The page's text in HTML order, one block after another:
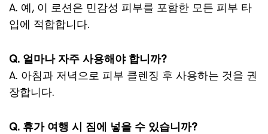
A. 예, 이 로션은 민감성 피부를 포함한 모든 피부 타
입에 적합합니다.
Q. 얼마나 자주 사용해야 합니까?
A. 아침과 저녁으로 피부 클렌징 후 사용하는 것을 권
장합니다.
Q. 휴가 여행 시 짐에 넣을 수 있습니까?